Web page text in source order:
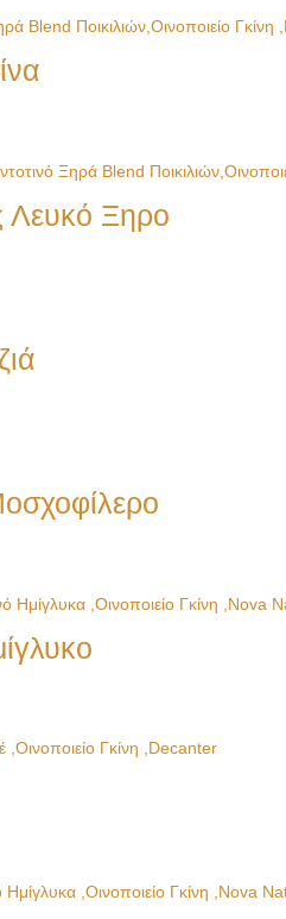
Λευκό Ξηρο